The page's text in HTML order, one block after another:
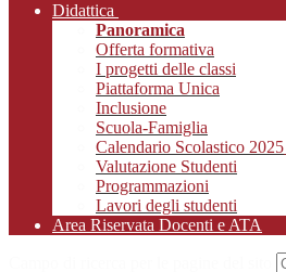
Didattica
Panoramica
Offerta formativa
I progetti delle classi
Piattaforma Unica
Inclusione
Scuola-Famiglia
Calendario Scolastico
Valutazione Studenti
Programmazioni
Lavori degli studenti
Area Riservata Docenti e ATA